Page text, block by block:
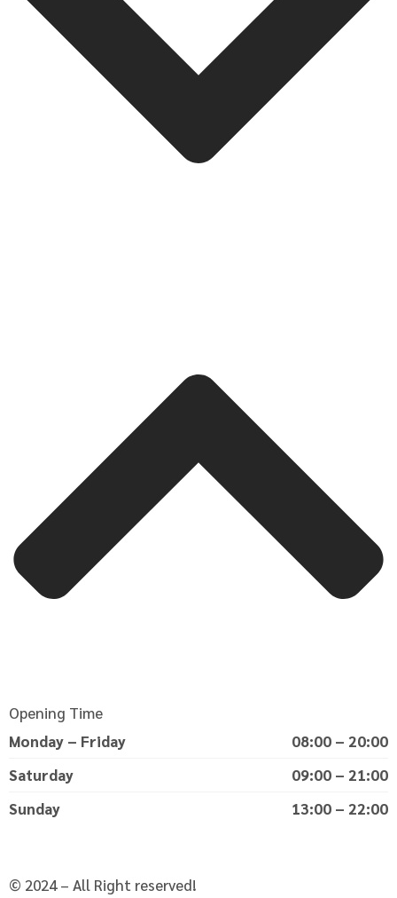
Opening Time
Monday – Friday
08:00 – 20:00
Saturday
09:00 – 21:00
Sunday
13:00 – 22:00
© 2024 – All Right reserved!